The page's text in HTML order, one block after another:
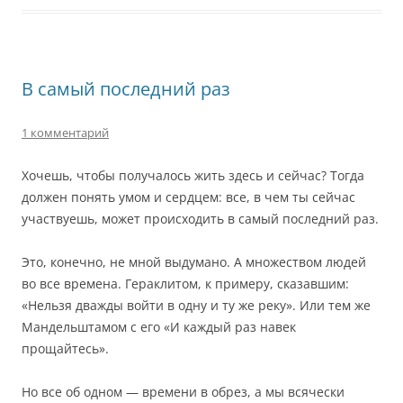
В самый последний раз
1 комментарий
Хочешь, чтобы получалось жить здесь и сейчас? Тогда
должен понять умом и сердцем: все, в чем ты сейчас
участвуешь, может происходить в самый последний раз.
Это, конечно, не мной выдумано. А множеством людей
во все времена. Гераклитом, к примеру, сказавшим:
«Нельзя дважды войти в одну и ту же реку». Или тем же
Мандельштамом с его «И каждый раз навек
прощайтесь».
Но все об одном — времени в обрез, а мы всячески